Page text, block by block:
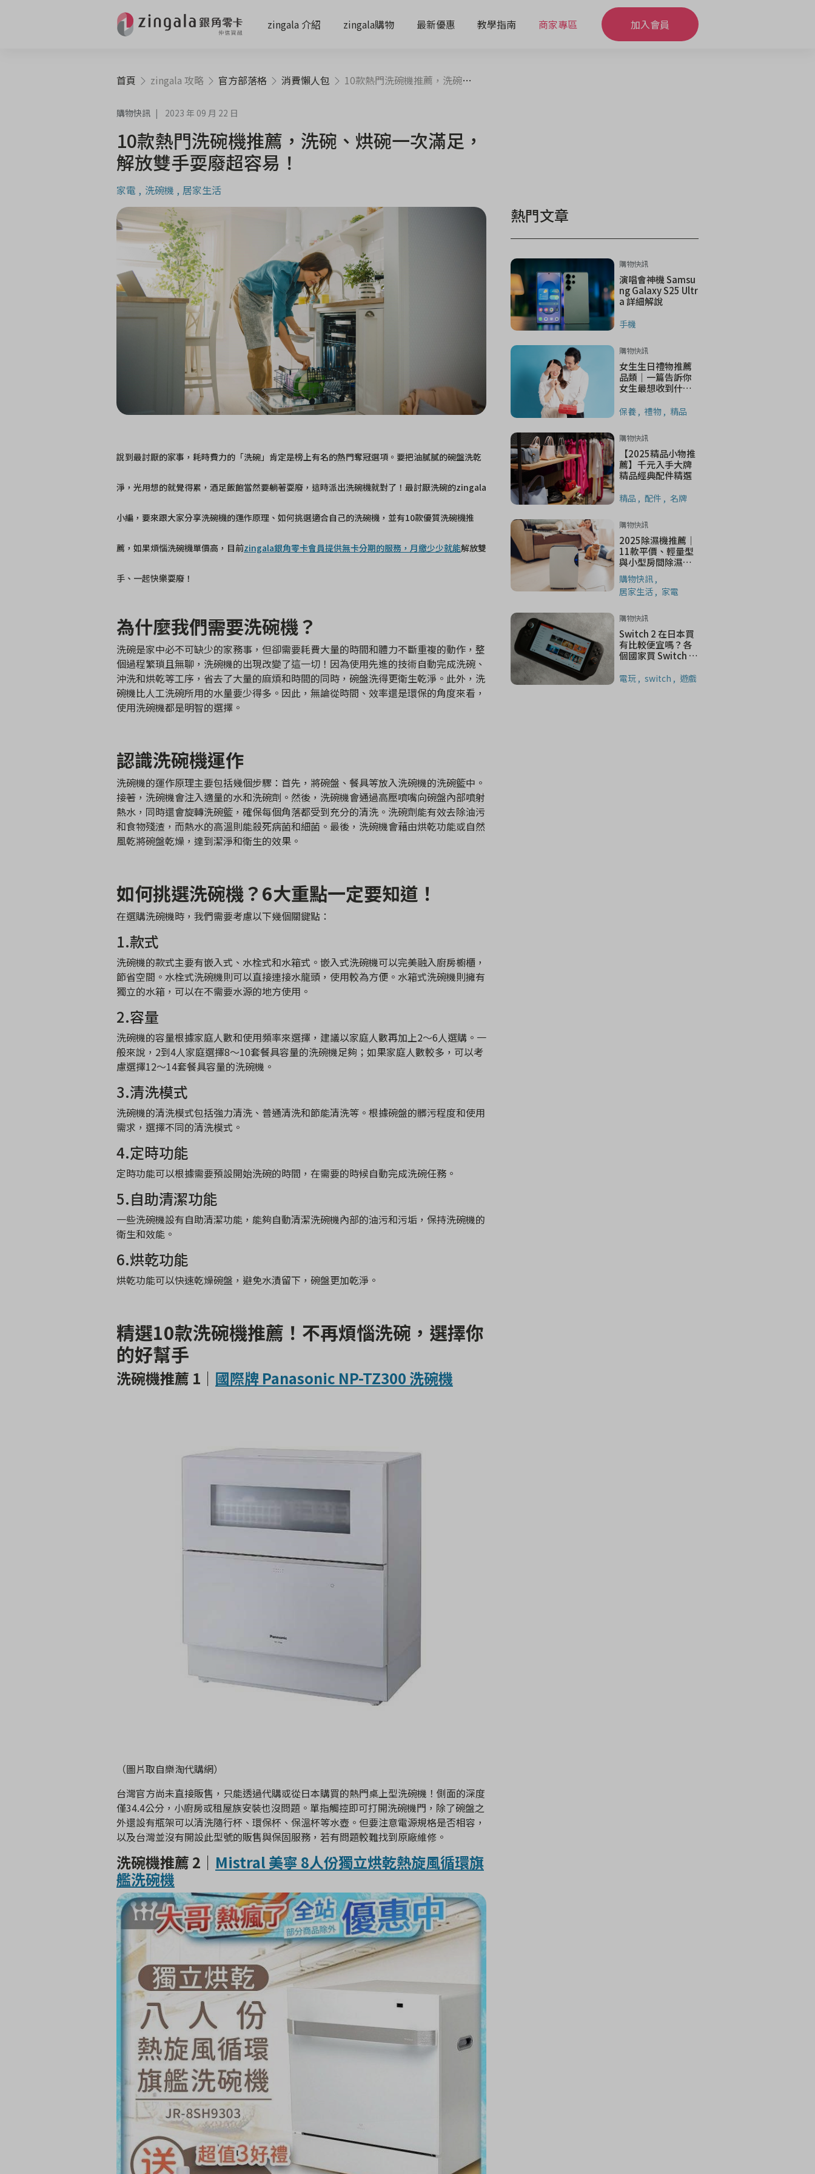
zingala 介紹 zingala購物 最新優惠 教學指南 商家專區 加入會員
首頁 zingala 攻略 官方部落格 消費懶人包 10款熱門洗碗機推薦，洗碗、烘碗一次滿足，解放雙手耍廢超容易！
購物快訊 2023 年 09 月 22 日
10款熱門洗碗機推薦，洗碗、烘碗一次滿足，
解放雙手耍廢超容易！
家電 洗碗機 居家生活
說到最討厭的家事，耗時費力的「洗碗」肯定是榜上有名的熱門奪冠選項。要把油膩膩的碗盤洗乾
淨，光用想的就覺得累，酒足飯飽當然要躺著耍廢，這時派出洗碗機就對了！最討厭洗碗的zingala
小編，要來跟大家分享洗碗機的運作原理、如何挑選適合自己的洗碗機，並有10款優質洗碗機推
薦，如果煩惱洗碗機單價高，目前zingala銀角零卡會員提供無卡分期的服務，月繳少少就能解放雙
手、一起快樂耍廢！
為什麼我們需要洗碗機？
洗碗是家中必不可缺少的家務事，但卻需要耗費大量的時間和體力不斷重複的動作，整
個過程繁瑣且無聊，洗碗機的出現改變了這一切！因為使用先進的技術自動完成洗碗、
沖洗和烘乾等工序，省去了大量的麻煩和時間的同時，碗盤洗得更衛生乾淨。此外，洗
碗機比人工洗碗所用的水量要少得多。因此，無論從時間、效率還是環保的角度來看，
使用洗碗機都是明智的選擇。
認識洗碗機運作
洗碗機的運作原理主要包括幾個步驟：首先，將碗盤、餐具等放入洗碗機的洗碗籃中。
接著，洗碗機會注入適量的水和洗碗劑。然後，洗碗機會通過高壓噴嘴向碗盤內部噴射
熱水，同時還會旋轉洗碗籃，確保每個角落都受到充分的清洗。洗碗劑能有效去除油污
和食物殘渣，而熱水的高溫則能殺死病菌和細菌。最後，洗碗機會藉由烘乾功能或自然
風乾將碗盤乾燥，達到潔淨和衛生的效果。
如何挑選洗碗機？6大重點一定要知道！
在選購洗碗機時，我們需要考慮以下幾個關鍵點：
1.款式
洗碗機的款式主要有嵌入式、水栓式和水箱式。嵌入式洗碗機可以完美融入廚房櫥櫃，
節省空間。水栓式洗碗機則可以直接連接水龍頭，使用較為方便。水箱式洗碗機則擁有
獨立的水箱，可以在不需要水源的地方使用。
2.容量
洗碗機的容量根據家庭人數和使用頻率來選擇，建議以家庭人數再加上2～6人選購。一
般來說，2到4人家庭選擇8～10套餐具容量的洗碗機足夠；如果家庭人數較多，可以考
慮選擇12～14套餐具容量的洗碗機。
3.清洗模式
洗碗機的清洗模式包括強力清洗、普通清洗和節能清洗等。根據碗盤的髒污程度和使用
需求，選擇不同的清洗模式。
4.定時功能
定時功能可以根據需要預設開始洗碗的時間，在需要的時候自動完成洗碗任務。
5.自助清潔功能
一些洗碗機設有自助清潔功能，能夠自動清潔洗碗機內部的油污和污垢，保持洗碗機的
衛生和效能。
6.烘乾功能
烘乾功能可以快速乾燥碗盤，避免水漬留下，碗盤更加乾淨。
精選10款洗碗機推薦！不再煩惱洗碗，選擇你
的好幫手
洗碗機推薦 1｜ 國際牌 Panasonic NP-TZ300 洗碗機
（圖片取自樂淘代購網）
台灣官方尚未直接販售，只能透過代購或從日本購買的熱門桌上型洗碗機！側面的深度
僅34.4公分，小廚房或租屋族安裝也沒問題。單指觸控即可打開洗碗機門，除了碗盤之
外還設有瓶架可以清洗隨行杯、環保杯、保溫杯等水壺。但要注意電源規格是否相容，
以及台灣並沒有開設此型號的販售與保固服務，若有問題較難找到原廠維修。
洗碗機推薦 2｜ Mistral 美寧 8人份獨立烘乾熱旋風循環旗
艦洗碗機
熱門文章
購物快訊
演唱會神機 Samsu
ng Galaxy S25 Ultr
a 詳細解說
手機
購物快訊
女生生日禮物推薦
品類｜一篇告訴你
女生最想收到什麼
保養 禮物 精品
購物快訊
【2025精品小物推
薦】千元入手大牌
精品經典配件精選
精品 配件 名牌
購物快訊
2025除濕機推薦｜
11款平價、輕量型
與小型房間除濕機
推薦總整理
購物快訊
居家生活
家電
購物快訊
Switch 2 在日本買
有比較便宜嗎？各
個國家買 Switch 2
電玩 switch 遊戲